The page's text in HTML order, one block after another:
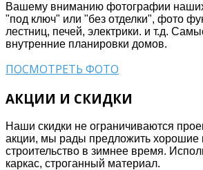
Вашему вниманию фотографии
"под ключ" или "без отделки", фото
лестниц, печей, электрики. и т.д.
внутренние планировки домов.
ПОСМОТРЕТЬ ФОТО
АКЦИИ И СКИДКИ
Наши скидки не ограничиваются
акции, мы рады предложить хорошие
строительство в зимнее время.
каркас, строганный материал.